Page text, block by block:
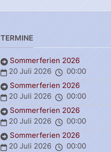
TERMINE
Sommerferien 2026
20 Juli 2026
00:00
Sommerferien 2026
20 Juli 2026
00:00
Sommerferien 2026
20 Juli 2026
00:00
Sommerferien 2026
20 Juli 2026
00:00